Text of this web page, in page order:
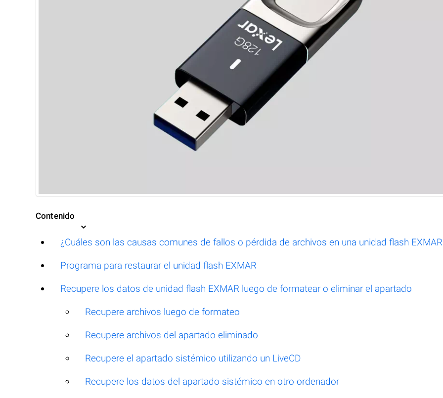
Contenido
¿Cuáles son las causas comunes de fallos o pérdida de archivos en una unidad flash
Programa para restaurar el unidad flash EXMAR
Recupere los datos de unidad flash EXMAR luego de formatear o eliminar el apartado
Recupere archivos luego de formateo
Recupere archivos del apartado eliminado
Recupere el apartado sistémico utilizando un LiveCD
Recupere los datos del apartado sistémico en otro ordenador